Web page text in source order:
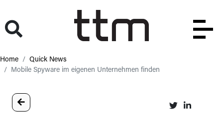
Home
Quick News
Mobile Spyware im eigenen Unternehmen finden